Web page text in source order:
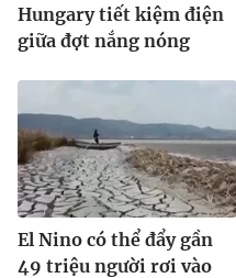
Hungary tiết kiệm điện
giữa đợt nắng nóng
El Nino có thể đẩy gần
49 triệu người rơi vào